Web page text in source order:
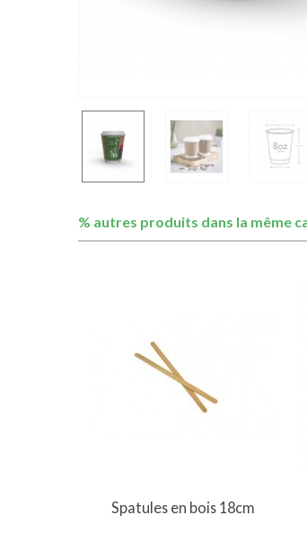
% autres produits dans la même
Spatules en bois 18cm